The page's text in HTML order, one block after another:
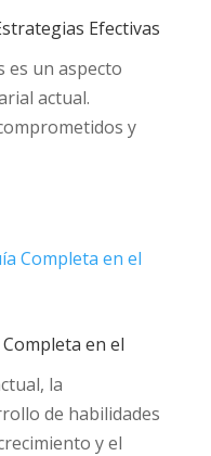
Efectivas
es un aspecto
actual.
y
en el
la
de habilidades
y el